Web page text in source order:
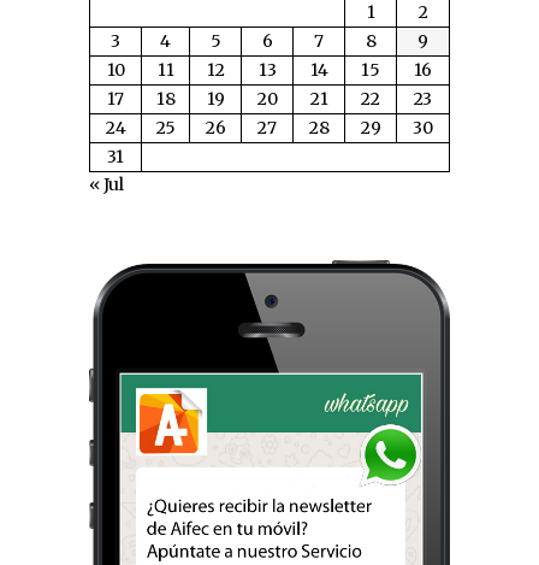
1
2
3
4 5 6 7 8
9
10
11 12 13 14 15
16
17
18 19 20 21 22
23
24
25 26 27 28 29
30
31
« Jul